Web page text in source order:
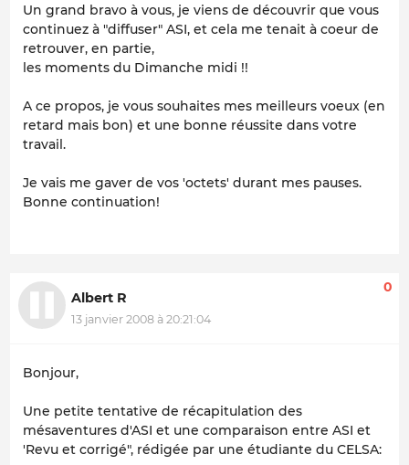
Un grand bravo à vous, je viens de découvrir que vous
continuez à "diffuser" ASI, et cela me tenait à coeur de
retrouver, en partie,
les moments du Dimanche midi !!
A ce propos, je vous souhaites mes meilleurs voeux (en
retard mais bon) et une bonne réussite dans votre
travail.
Je vais me gaver de vos 'octets' durant mes pauses.
Bonne continuation!
Albert R
13 janvier 2008 à 20:21:04
0
Bonjour,
Une petite tentative de récapitulation des
mésaventures d'ASI et une comparaison entre ASI et
'Revu et corrigé", rédigée par une étudiante du CELSA: